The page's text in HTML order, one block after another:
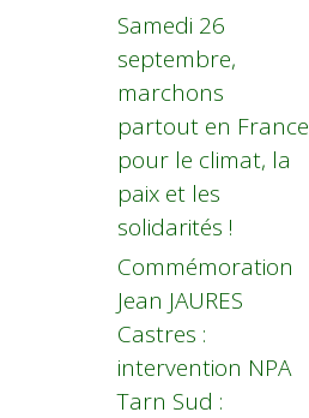
Samedi 26
septembre,
marchons
partout en France
pour le climat, la
paix et les
solidarités !
Commémoration
Jean JAURES
Castres :
intervention NPA
Tarn Sud :